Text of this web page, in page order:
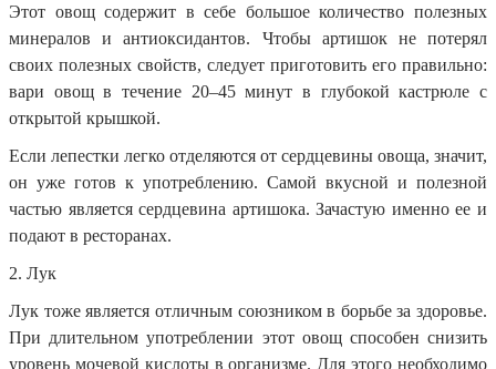
Этот овощ содержит в себе большое количество полезных
минералов и антиоксидантов. Чтобы артишок не потерял
своих полезных свойств, следует приготовить его правильно:
вари овощ в течение 20–45 минут в глубокой кастрюле с
открытой крышкой.
Если лепестки легко отделяются от сердцевины овоща, значит,
он уже готов к употреблению. Самой вкусной и полезной
частью является сердцевина артишока. Зачастую именно ее и
подают в ресторанах.
2. Лук
Лук тоже является отличным союзником в борьбе за здоровье.
При длительном употреблении этот овощ способен снизить
уровень мочевой кислоты в организме. Для этого необходимо